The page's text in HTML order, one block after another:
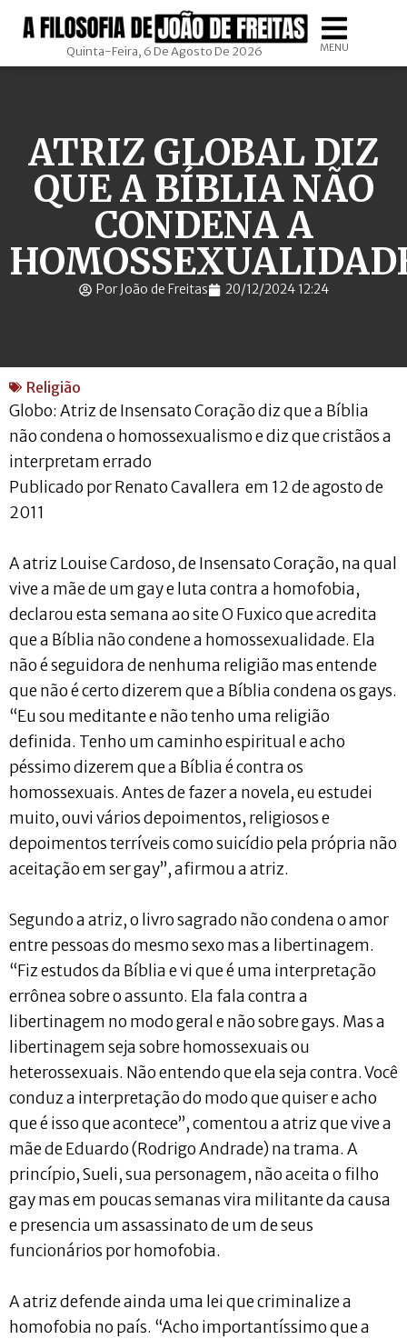
Quinta-Feira, 6 De Agosto De 2026 MENU
ATRIZ GLOBAL DIZ
QUE A BÍBLIA NÃO
CONDENA A
Por João de Freitas 20/12/2024 12:24
Religião
Globo: Atriz de Insensato Coração diz que a Bíblia
não condena o homossexualismo e diz que cristãos a
interpretam errado
Publicado por Renato Cavallera em 12 de agosto de
2011
A atriz Louise Cardoso, de Insensato Coração, na qual
vive a mãe de um gay e luta contra a homofobia,
declarou esta semana ao site O Fuxico que acredita
que a Bíblia não condene a homossexualidade. Ela
não é seguidora de nenhuma religião mas entende
que não é certo dizerem que a Bíblia condena os gays.
“Eu sou meditante e não tenho uma religião
definida. Tenho um caminho espiritual e acho
péssimo dizerem que a Bíblia é contra os
homossexuais. Antes de fazer a novela, eu estudei
muito, ouvi vários depoimentos, religiosos e
depoimentos terríveis como suicídio pela própria não
aceitação em ser gay”, afirmou a atriz.
Segundo a atriz, o livro sagrado não condena o amor
entre pessoas do mesmo sexo mas a libertinagem.
“Fiz estudos da Bíblia e vi que é uma interpretação
errônea sobre o assunto. Ela fala contra a
libertinagem no modo geral e não sobre gays. Mas a
libertinagem seja sobre homossexuais ou
heterossexuais. Não entendo que ela seja contra. Você
conduz a interpretação do modo que quiser e acho
que é isso que acontece”, comentou a atriz que vive a
mãe de Eduardo (Rodrigo Andrade) na trama. A
princípio, Sueli, sua personagem, não aceita o filho
gay mas em poucas semanas vira militante da causa
e presencia um assassinato de um de seus
funcionários por homofobia.
A atriz defende ainda uma lei que criminalize a
homofobia no país. “Acho importantíssimo que a